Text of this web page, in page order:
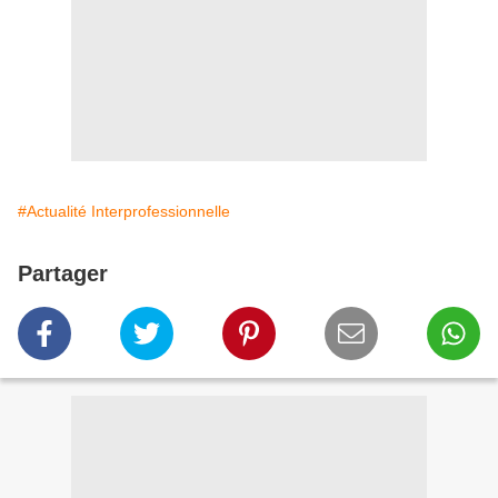
#Actualité Interprofessionnelle
Partager